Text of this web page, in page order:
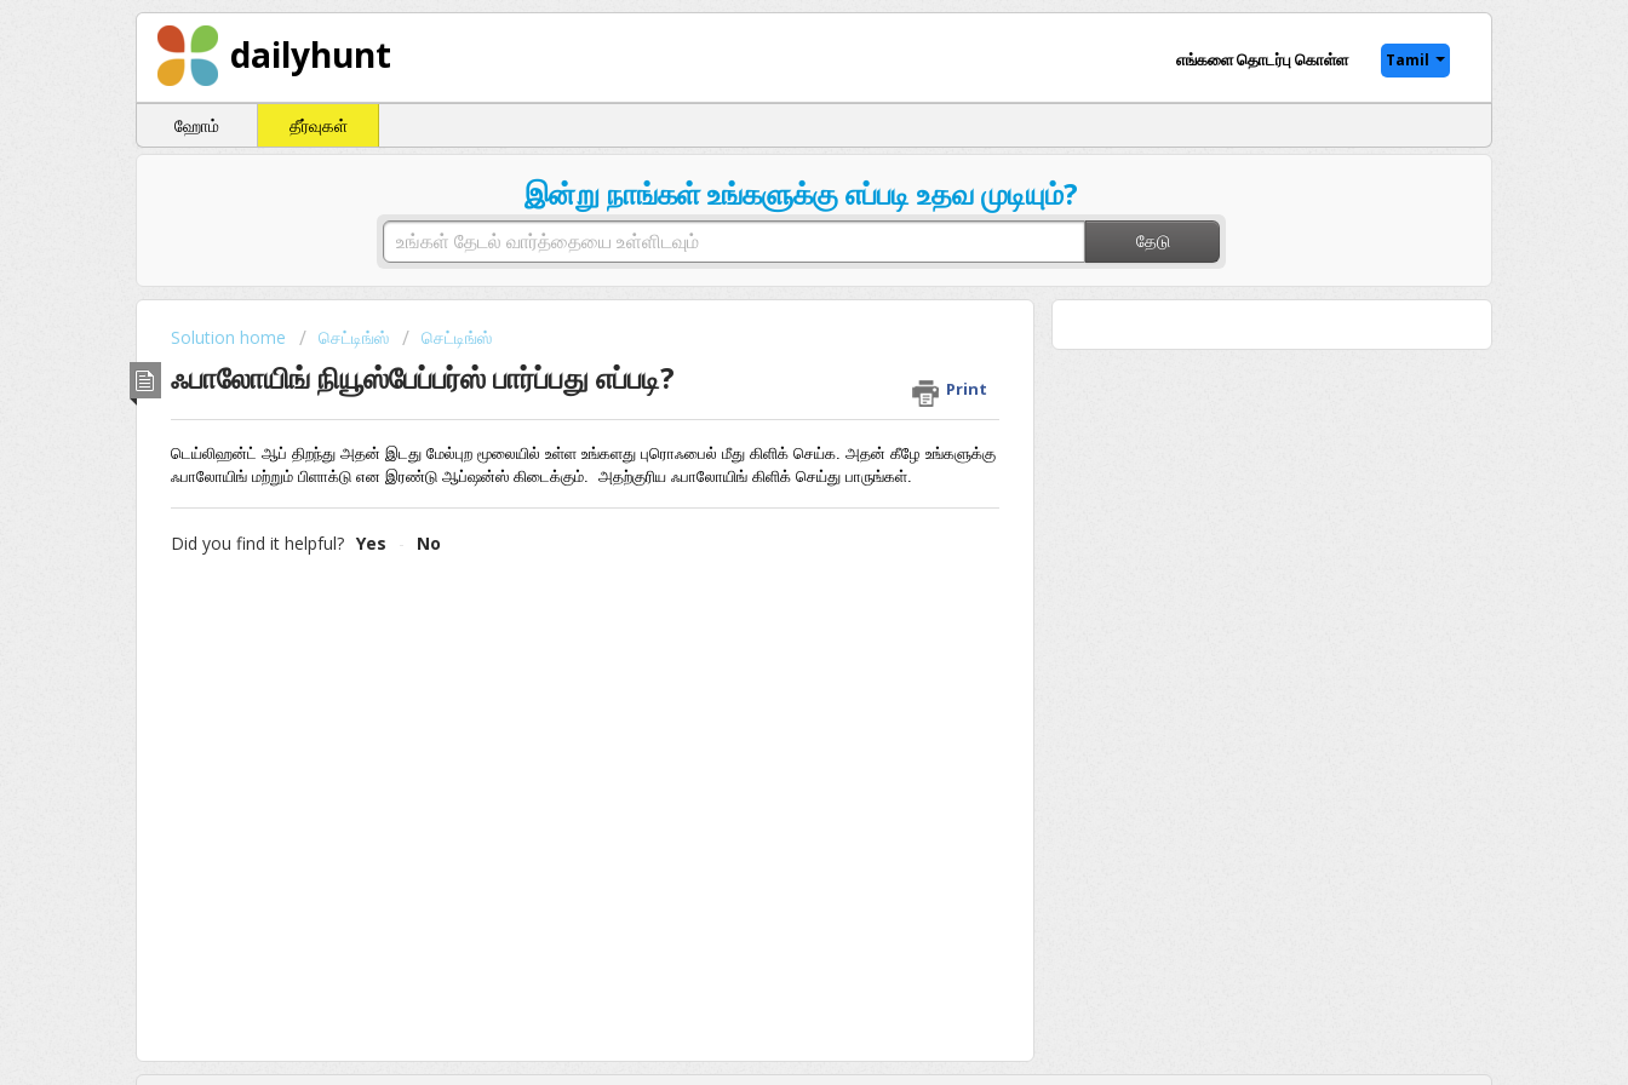
dailyhunt எங்களை தொடர்பு கொள்ள Tamil
ஹோம் தீர்வுகள்
இன்று நாங்கள் உங்களுக்கு எப்படி உதவ முடியும்?
தேடு
Solution home செட்டிங்ஸ் செட்டிங்ஸ்
ஃபாலோயிங் நியூஸ்பேப்பர்ஸ் பார்ப்பது எப்படி? Print
டெய்லிஹன்ட் ஆப் திறந்து அதன் இடது மேல்புற மூலையில் உள்ள உங்களது புரொஃபைல் மீது கிளிக் செய்க. அதன் கீழே உங்களுக்கு
ஃபாலோயிங் மற்றும் பிளாக்டு என இரண்டு ஆப்ஷன்ஸ் கிடைக்கும்.  அதற்குரிய ஃபாலோயிங் கிளிக் செய்து பாருங்கள்.
Did you find it helpful? Yes No